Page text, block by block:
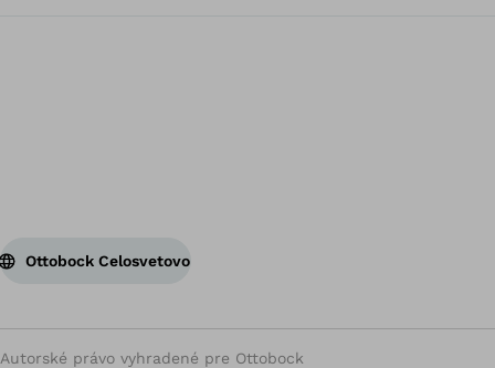
Ottobock Celosvetovo
Autorské právo vyhradené pre Ottobock